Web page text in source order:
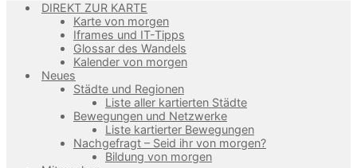
DIREKT ZUR KARTE
Karte von morgen
Iframes und IT-Tipps
Glossar des Wandels
Kalender von morgen
Neues
Städte und Regionen
Liste aller kartierten Städte
Bewegungen und Netzwerke
Liste kartierter Bewegungen
Nachgefragt – Seid ihr von morgen?
Bildung von morgen